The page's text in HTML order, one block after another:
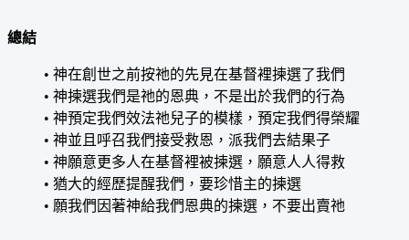
總結
• 神在創世之前按祂的先見在基督裡揀選了我們
• 神揀選我們是祂的恩典，不是出於我們的行為
• 神預定我們效法祂兒子的模樣，預定我們得榮耀
• 神並且呼召我們接受救恩，派我們去結果子
• 神願意更多人在基督裡被揀選，願意人人得救
• 猶大的經歷提醒我們，要珍惜主的揀選
• 願我們因著神給我們恩典的揀選，不要出賣祂